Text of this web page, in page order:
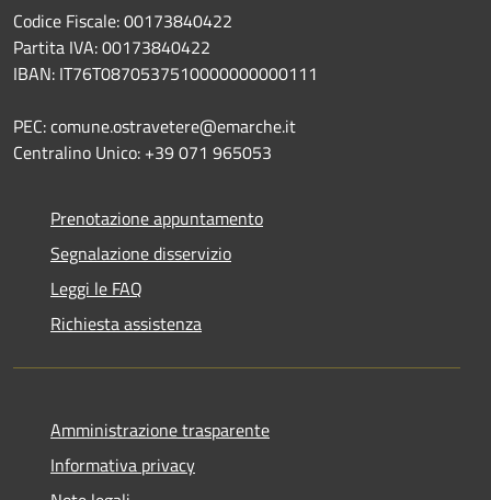
Codice Fiscale: 00173840422
Partita IVA: 00173840422
IBAN: IT76T0870537510000000000111
PEC: comune.ostravetere@emarche.it
Centralino Unico: +39 071 965053
Prenotazione appuntamento
Segnalazione disservizio
Leggi le FAQ
Richiesta assistenza
Amministrazione trasparente
Informativa privacy